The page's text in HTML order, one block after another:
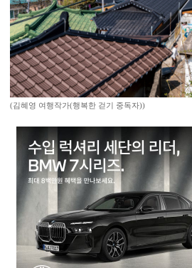
(김혜영 여행작가(행복한 걷기 중독자))